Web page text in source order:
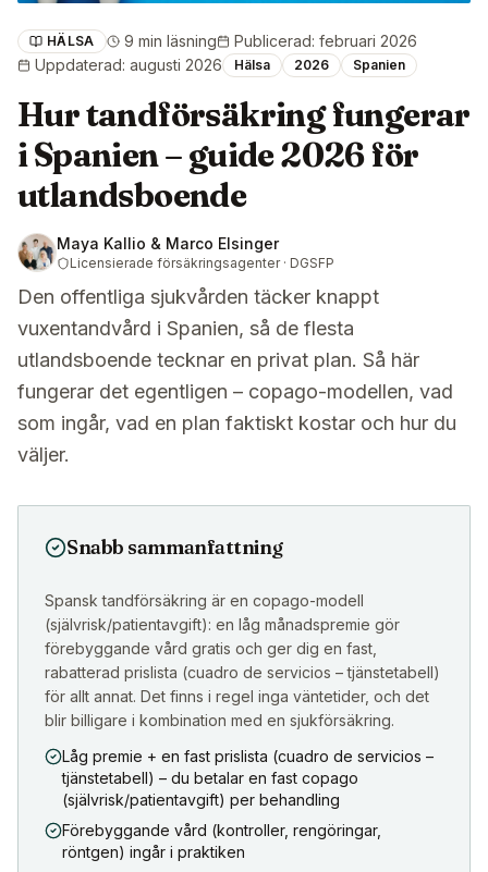
HÄLSA 9 min läsning Publicerad: februari 2026
Uppdaterad: augusti 2026 Hälsa 2026 Spanien
Hur tandförsäkring fungerar
i Spanien – guide 2026 för
utlandsboende
Maya Kallio & Marco Elsinger
Licensierade försäkringsagenter · DGSFP
Den offentliga sjukvården täcker knappt
vuxentandvård i Spanien, så de flesta
utlandsboende tecknar en privat plan. Så här
fungerar det egentligen – copago-modellen, vad
som ingår, vad en plan faktiskt kostar och hur du
väljer.
Snabb sammanfattning
Spansk tandförsäkring är en copago-modell
(självrisk/patientavgift): en låg månadspremie gör
förebyggande vård gratis och ger dig en fast,
rabatterad prislista (cuadro de servicios – tjänstetabell)
för allt annat. Det finns i regel inga väntetider, och det
blir billigare i kombination med en sjukförsäkring.
Låg premie + en fast prislista (cuadro de servicios –
tjänstetabell) – du betalar en fast copago
(självrisk/patientavgift) per behandling
Förebyggande vård (kontroller, rengöringar,
röntgen) ingår i praktiken